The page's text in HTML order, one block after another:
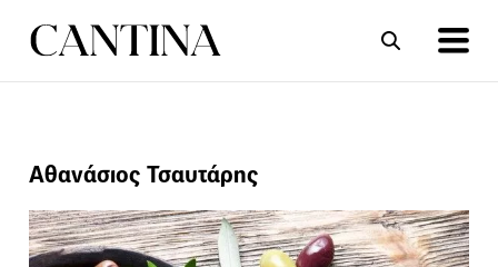
ΣΥΝΤΑΓΕΣ
Αθανάσιος Τσαυτάρης